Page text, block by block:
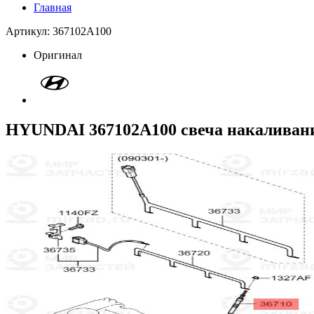
Главная
Артикул: 367102A100
Оригинал
HYUNDAI 367102A100 свеча